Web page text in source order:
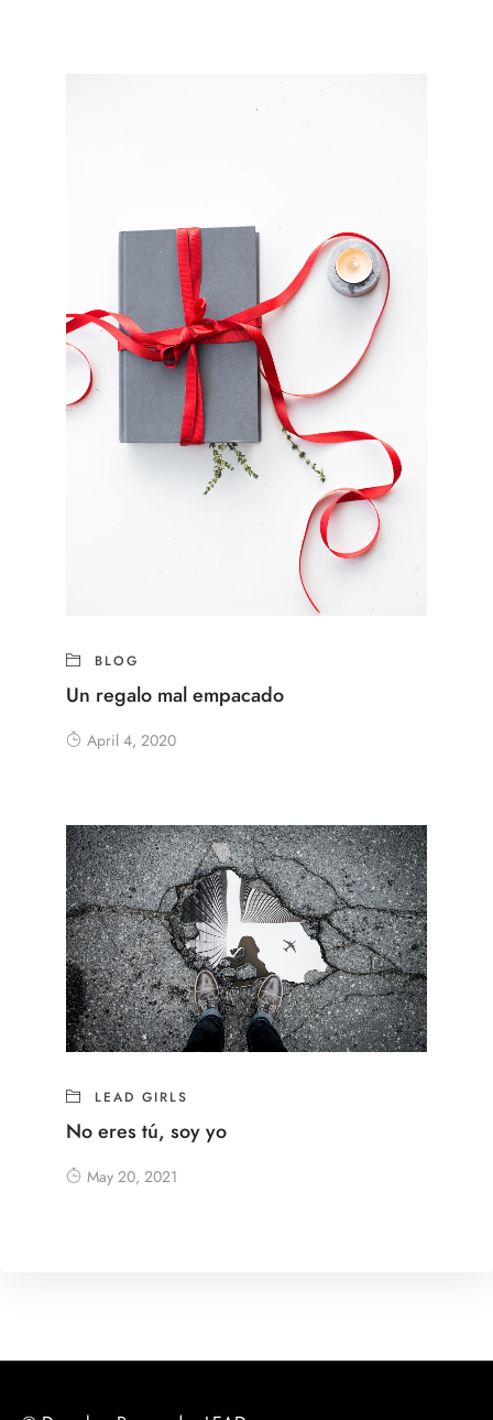
BLOG
Un regalo mal empacado
April 4, 2020
LEAD GIRLS
No eres tú, soy yo
May 20, 2021